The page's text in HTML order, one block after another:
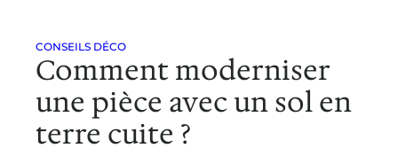
CONSEILS DÉCO
Comment moderniser
une pièce avec un sol en
terre cuite ?